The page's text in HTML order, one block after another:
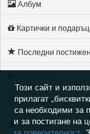
Албум
Картички и
Последни
Хронология на игри
Активност
Този сайт и
прилагат
са необходими за
и за постигане на